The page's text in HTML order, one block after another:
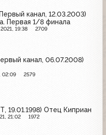
канал, 12.03.2003)
Первая 1/8 финала
19:38 2709
канал, 06.07.2008)
02:09 2579
19.01.1998) Отец Киприан
21:02 1972